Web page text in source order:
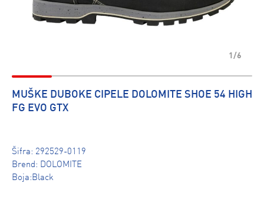
1/6
MUŠKE DUBOKE CIPELE DOLOMITE SHOE 54 HIGH
FG EVO GTX
Šifra: 292529-0119
Brend: DOLOMITE
Boja:Black